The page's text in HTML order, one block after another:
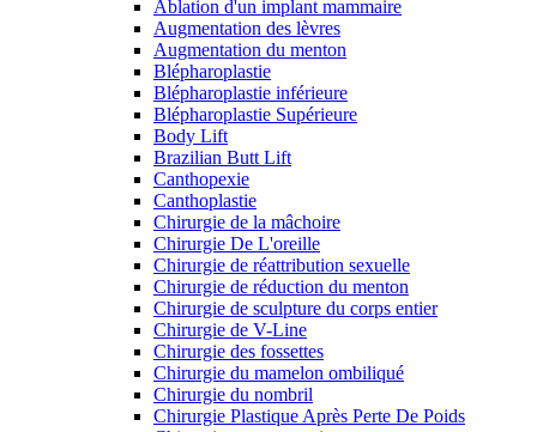
Ablation d'un implant mammaire
Augmentation des lèvres
Augmentation du menton
Blépharoplastie
Blépharoplastie inférieure
Blépharoplastie Supérieure
Body Lift
Brazilian Butt Lift
Canthopexie
Canthoplastie
Chirurgie de la mâchoire
Chirurgie De L'oreille
Chirurgie de réattribution sexuelle
Chirurgie de réduction du menton
Chirurgie de sculpture du corps entier
Chirurgie de V-Line
Chirurgie des fossettes
Chirurgie du mamelon ombiliqué
Chirurgie du nombril
Chirurgie Plastique Après Perte De Poids